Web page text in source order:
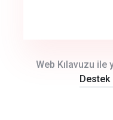
Web Kılavuzu ile
Destek